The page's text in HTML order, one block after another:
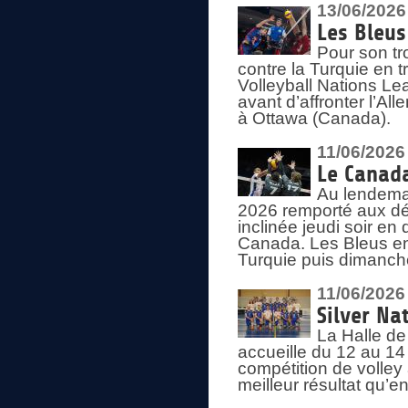
13/06/2026
Les
Pour son
contre la Turquie en
Volleyball Nations
avant d’affronter
à Ottawa (Canada).
11/06/2026
Le
Au
2026 remporté aux
inclinée jeudi soir en
Canada. Les Bleus
Turquie puis
11/06/2026
Silver
La Halle
accueille du 12 au
compétition de
meilleur résultat